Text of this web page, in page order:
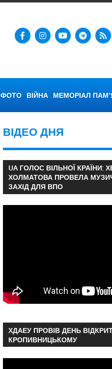
ФОТО ВІЙНА МЕМОРІАЛ
ВІДЕО ДНЯ
UA ГОЛОС ВІЛЬНОЇ КРАЇНИ:
ХОЛМАТОВА ПРОВЕЛА
ЗАХІД ДЛЯ ВПО
ХДАЕУ ПРОВІВ ДЕНЬ
КРОПИВНИЦЬКОМУ